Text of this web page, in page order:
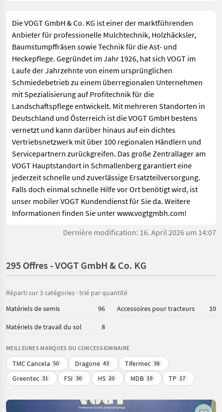
ausgesprochen und aufrichtig freundlich waren.
Angefangen bei den Damen am Empfang, die mich mit
Kaffee und Keksen verwöhnten, bis hin zum ausführenden
Mechaniker, der komp
Christoph D.,am 01-10-2019
100% zufrieden Super Kontakt und schnelle Abwicklung
inc. Transport. ****ANFRAGE BIS LIEFERUNG 7TAGE****
Vorallem transportieren Sie selber die Ware zum Kunden.
Super verladen und 1 Std vorher anrufen etc. hat auch
funktioniert.... Wer mehr mit Speditionen tun hat weiss was
das heute wert ist. Also beim nächsten mal gerne wieder
Die VOGT GmbH & Co. KG ist einer der marktführenden
Anbieter für professionelle Mulchtechnik, Holzhäcksler,
Baumstumpffräsen sowie Technik für die Ast- und
Heckepflege. Gegründet im Jahr 1926, hat sich VOGT im
Laufe der Jahrzehnte von einem ursprünglichen
Schmiedebetrieb zu einem überregionalen Unternehmen
mit Spezialisierung auf Profitechnik für die
Landschaftspflege entwickelt. Mit mehreren Standorten in
Deutschland und Österreich ist die VOGT GmbH bestens
vernetzt und kann darüber hinaus auf ein dichtes
Vertriebsnetzwerk mit über 100 regionalen Händlern und
Servicepartnern zurückgreifen. Das große Zentrallager am
VOGT Hauptstandort in Schmallenberg garantiert eine
jederzeit schnelle und zuverlässige Ersatzteilversorgung.
Falls doch einmal schnelle Hilfe vor Ort benötigt wird, ist
unser mobiler VOGT Kundendienst für Sie da. Weitere
Informationen finden Sie unter www.vogtgmbh.com!
Dernière modification: 16. April 2026 um 14:07
295 Offres - VOGT GmbH & Co. KG
Réparti sur 3 catégories · trié par quantité
Matériels de semis
96 Accessoires pour tracteurs 10
Matériels de travail du sol 8
MEILLEURES MARQUES DU CONCESSIONNAIRE
TMC Cancela 50 Dragone 43 Tifermec 38
Greentec 31 FSI 30 HS 20 MDB 19 TP 17